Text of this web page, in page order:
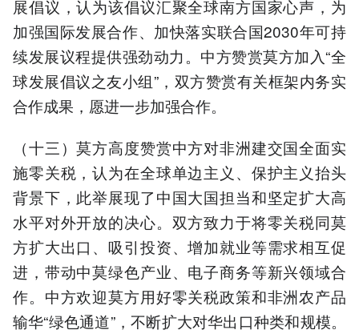
展倡议，认为该倡议汇聚全球南方国家心声，为
加强国际发展合作、加快落实联合国2030年可持
续发展议程提供强劲动力。中方赞赏莫方加入“全
球发展倡议之友小组”，双方赞赏有关框架内务实
合作成果，愿进一步加强合作。
（十三）莫方高度赞赏中方对非洲建交国全面实
施零关税，认为在全球单边主义、保护主义抬头
背景下，此举展现了中国大国担当和坚定扩大高
水平对外开放的决心。双方致力于将零关税同莫
方扩大出口、吸引投资、增加就业等需求相互促
进，带动中莫绿色产业、电子商务等新兴领域合
作。中方欢迎莫方用好零关税政策和非洲农产品
输华“绿色通道”，不断扩大对华出口种类和规模。